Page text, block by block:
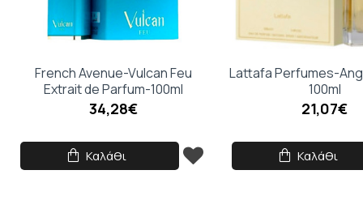
French Avenue-Vulcan Feu
Extrait de Parfum-100ml
34,28€
Καλάθι
Lattafa Perfumes-
100ml
21,07€
Καλάθι